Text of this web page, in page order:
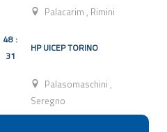
Palacarim, Rimini
48 :
31
HP UICEP TORINO
Palasomaschini,
Seregno